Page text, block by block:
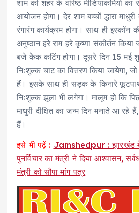
शाम को शहर के वरिष्ठ मीडियाकर्मियों का
आयोजन होगा। देर शाम बच्चों द्धारा माधुरी
रंगारंग कार्यक्रम होगा। साथ ही इस्कॉन की
अनुष्ठान हरे राम हरे कृष्णा संकीर्तन किया
बजे केेक कटिंग होगा। दूसरे दिन 15 मई
निःशुल्क चाट का वितरण किया जायेगा,
हैं। इसके साथ ही सड़क के किनारे
निःशुल्क झूला भी लगेगा। मालूम हो कि
माधुरी दीक्षित का जन्म दिन मनाते आ रहे
हैं।
इसे भी पढ़ें : Jamshedpur : झारखंड में
पुनर्विचार का मंत्री ने दिया आश्वासन,
मंत्री को सौपा मांग पत्र